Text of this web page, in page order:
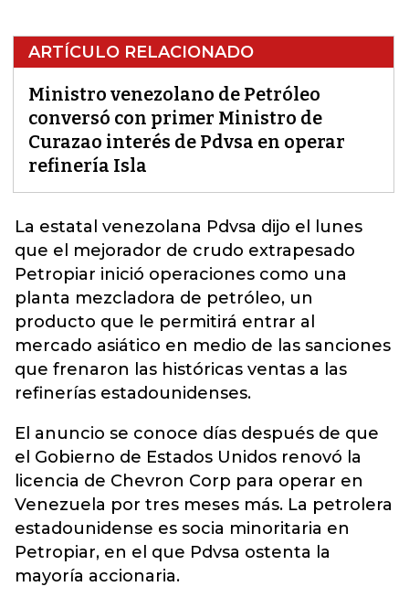
ARTÍCULO RELACIONADO
Ministro venezolano de Petróleo
conversó con primer Ministro de
Curazao interés de Pdvsa en operar
refinería Isla
La estatal venezolana Pdvsa dijo el lunes
que el mejorador de crudo extrapesado
Petropiar inició operaciones como una
planta mezcladora de petróleo, un
producto que le permitirá entrar al
mercado asiático en medio de las sanciones
que frenaron las históricas ventas a las
refinerías estadounidenses.
El anuncio se conoce días después de que
el Gobierno de Estados Unidos renovó la
licencia de Chevron Corp para operar en
Venezuela por tres meses más. La petrolera
estadounidense es socia minoritaria en
Petropiar, en el que Pdvsa ostenta la
mayoría accionaria.